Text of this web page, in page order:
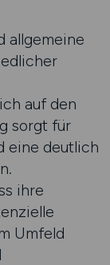
allgemeine
auf den
sorgt für
eine deutlich
ihre
Umfeld